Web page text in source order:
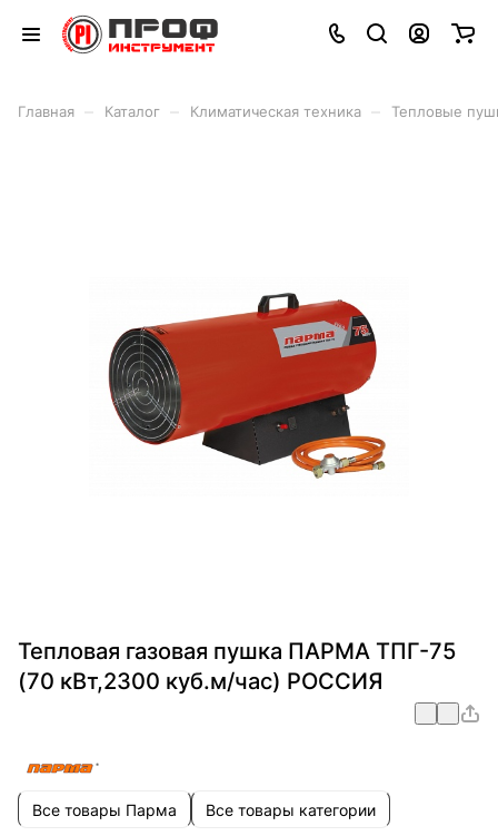
Главная Каталог Климатическая техника Тепловые
Тепловая газовая пушка ПАРМА ТПГ-75
(70 кВт,2300 куб.м/час) РОССИЯ
Все товары Парма Все товары категории